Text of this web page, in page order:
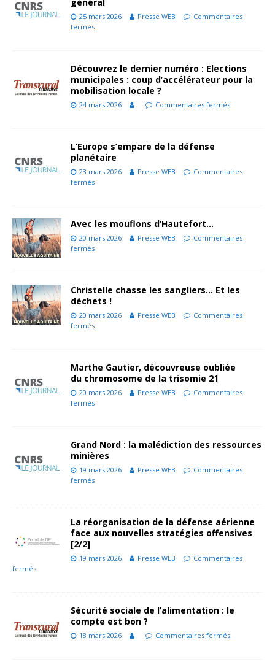
25 mars 2026 Presse WEB
Commentaires
fermés
Découvrez le dernier numéro : Elections
municipales : coup d’accélérateur pour la
mobilisation locale ?
24 mars 2026 Commentaires fermés
L’Europe s’empare de la défense
planétaire
23 mars 2026 Presse WEB
Commentaires
fermés
Avec les mouflons d’Hautefort…
20 mars 2026 Presse WEB
Commentaires
fermés
Christelle chasse les sangliers… Et les
déchets !
20 mars 2026 Presse WEB
Commentaires
fermés
Marthe Gautier, découvreuse oubliée
du chromosome de la trisomie 21
20 mars 2026 Presse WEB
Commentaires
fermés
Grand Nord : la malédiction des ressources
minières
19 mars 2026 Presse WEB
Commentaires
fermés
La réorganisation de la défense aérienne
face aux nouvelles stratégies offensives
[2/2]
19 mars 2026 Presse WEB
Commentaires
fermés
Sécurité sociale de l’alimentation : le
compte est bon ?
18 mars 2026 Commentaires fermés